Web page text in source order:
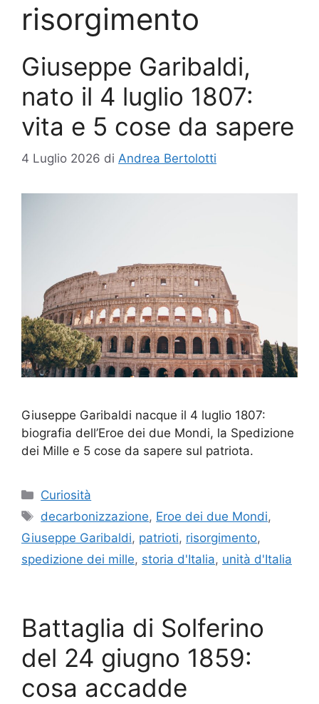
risorgimento
Giuseppe Garibaldi,
nato il 4 luglio 1807:
vita e 5 cose da sapere
4 Luglio 2026 di Andrea Bertolotti
Giuseppe Garibaldi nacque il 4 luglio 1807:
biografia dell’Eroe dei due Mondi, la Spedizione
dei Mille e 5 cose da sapere sul patriota.
Categorie
Curiosità
Tag
decarbonizzazione, Eroe dei due Mondi,
Giuseppe Garibaldi, patrioti, risorgimento,
spedizione dei mille, storia d'Italia, unità d'Italia
Battaglia di Solferino
del 24 giugno 1859:
cosa accadde